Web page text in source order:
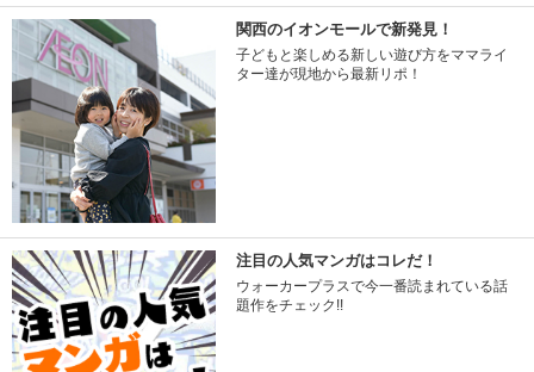
関西のイオンモールで新発見！
子どもと楽しめる新しい遊び方をママライ
ター達が現地から最新リポ！
注目の人気マンガはコレだ！
ウォーカープラスで今一番読まれている話
題作をチェック!!